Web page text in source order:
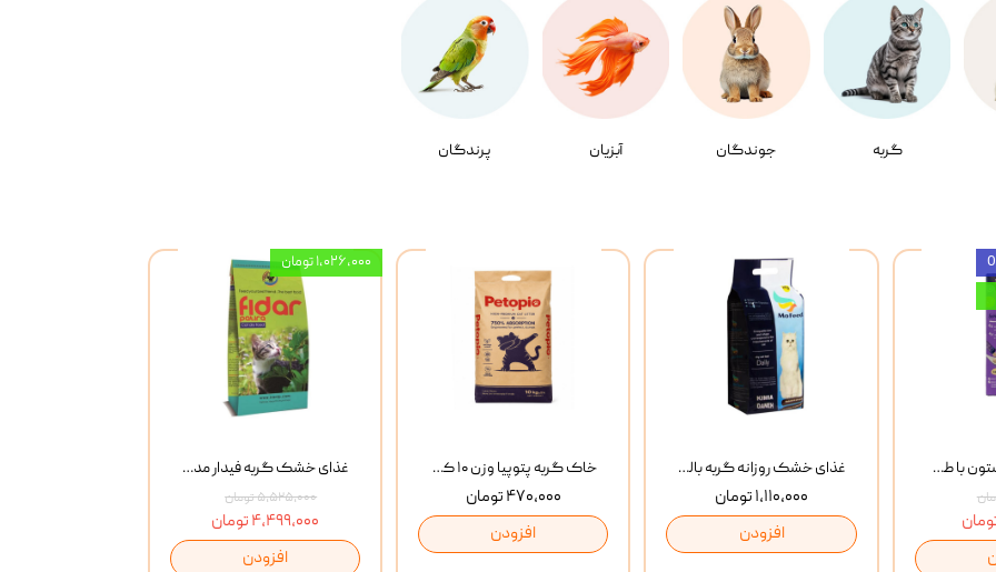
گربه جوندگان آبزیان پرندگان
غذای خشک گربه فیدار مدل Adult وزن 10 کیلوگرم
۵,۵۲۵,۰۰۰ تومان
۴,۴۹۹,۰۰۰ تومان
افزودن
۱,۰۲۶,۰۰۰ تومان
خاک گربه پتوپیا وزن ۱۰ کیلوگرم
۴۷۰,۰۰۰ تومان
افزودن
غذای خشک روزانه گربه بالغ مفید MoFeed Adult Daily Cat Food وزن 2 کیلوگرم
۱,۱۱۰,۰۰۰ تومان
افزودن
بستنی گربه وینستون با طعم مرغ و ماهی Winstone Chicken & Fish بسته 8 عددی